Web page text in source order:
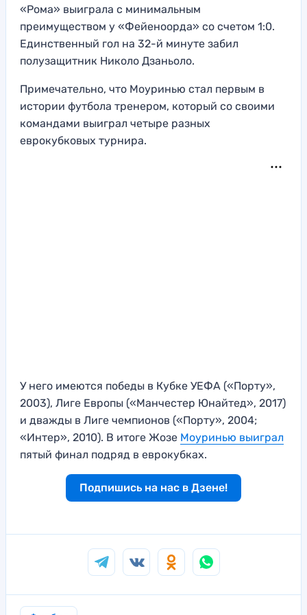
«Рома» выиграла с минимальным
преимуществом у «Фейеноорда» со счетом 1:0.
Единственный гол на 32-й минуте забил
полузащитник Николо Дзаньоло.
Примечательно, что Моуринью стал первым в
истории футбола тренером, который со своими
командами выиграл четыре разных
еврокубковых турнира.
У него имеются победы в Кубке УЕФА («Порту»,
2003), Лиге Европы («Манчестер Юнайтед», 2017)
и дважды в Лиге чемпионов («Порту», 2004;
«Интер», 2010). В итоге Жозе Моуринью выиграл
пятый финал подряд в еврокубках.
Подпишись на нас в Дзене!